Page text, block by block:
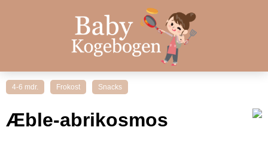
4-6 mdr. Frokost Snacks
Æble-abrikosmos